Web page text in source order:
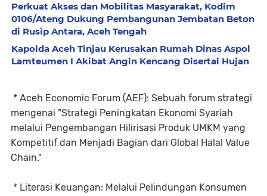
Perkuat Akses dan Mobilitas Masyarakat, Kodim
0106/Ateng Dukung Pembangunan Jembatan Beton
di Rusip Antara, Aceh Tengah
Kapolda Aceh Tinjau Kerusakan Rumah Dinas Aspol
Lamteumen I Akibat Angin Kencang Disertai Hujan
* Aceh Economic Forum (AEF): Sebuah forum strategi
mengenai "Strategi Peningkatan Ekonomi Syariah
melalui Pengembangan Hilirisasi Produk UMKM yang
Kompetitif dan Menjadi Bagian dari Global Halal Value
Chain."
* Literasi Keuangan: Melalui Pelindungan Konsumen